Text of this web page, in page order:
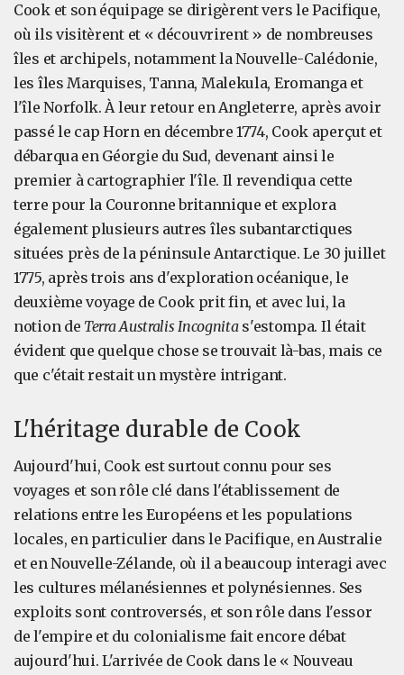
Cook et son équipage se dirigèrent vers le Pacifique,
où ils visitèrent et « découvrirent » de nombreuses
îles et archipels, notamment la Nouvelle-Calédonie,
les îles Marquises, Tanna, Malekula, Eromanga et
l'île Norfolk. À leur retour en Angleterre, après avoir
passé le cap Horn en décembre 1774, Cook aperçut et
débarqua en Géorgie du Sud, devenant ainsi le
premier à cartographier l'île. Il revendiqua cette
terre pour la Couronne britannique et explora
également plusieurs autres îles subantarctiques
situées près de la péninsule Antarctique. Le 30 juillet
1775, après trois ans d'exploration océanique, le
deuxième voyage de Cook prit fin, et avec lui, la
notion de Terra Australis Incognitas'estompa. Il était
évident que quelque chose se trouvait là-bas, mais ce
que c'était restait un mystère intrigant.
L'héritage durable de Cook
Aujourd'hui, Cook est surtout connu pour ses
voyages et son rôle clé dans l'établissement de
relations entre les Européens et les populations
locales, en particulier dans le Pacifique, en Australie
et en Nouvelle-Zélande, où il a beaucoup interagi avec
les cultures mélanésiennes et polynésiennes. Ses
exploits sont controversés, et son rôle dans l'essor
de l'empire et du colonialisme fait encore débat
aujourd'hui. L'arrivée de Cook dans le « Nouveau